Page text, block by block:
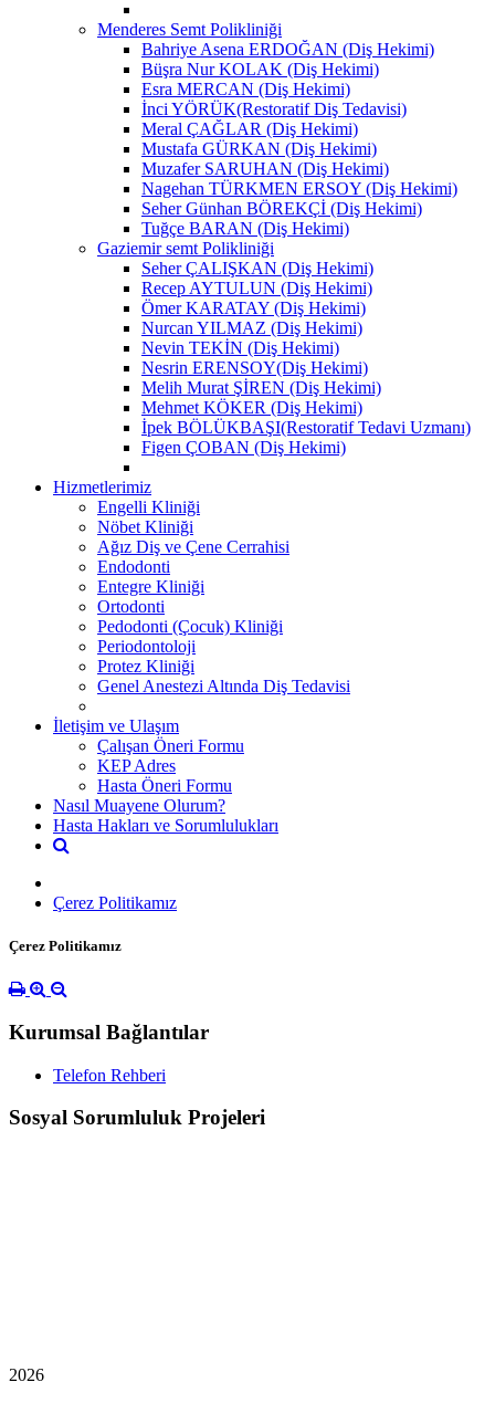
Menderes Semt Polikliniği
Bahriye Asena ERDOĞAN (Diş Hekimi)
Büşra Nur KOLAK (Diş Hekimi)
Esra MERCAN (Diş Hekimi)
İnci YÖRÜK(Restoratif Diş Tedavisi)
Meral ÇAĞLAR (Diş Hekimi)
Mustafa GÜRKAN (Diş Hekimi)
Muzafer SARUHAN (Diş Hekimi)
Nagehan TÜRKMEN ERSOY (Diş Hekimi)
Seher Günhan BÖREKÇİ (Diş Hekimi)
Tuğçe BARAN (Diş Hekimi)
Gaziemir semt Polikliniği
Seher ÇALIŞKAN (Diş Hekimi)
Recep AYTULUN (Diş Hekimi)
Ömer KARATAY (Diş Hekimi)
Nurcan YILMAZ (Diş Hekimi)
Nevin TEKİN (Diş Hekimi)
Nesrin ERENSOY(Diş Hekimi)
Melih Murat ŞİREN (Diş Hekimi)
Mehmet KÖKER (Diş Hekimi)
İpek BÖLÜKBAŞI(Restoratif Tedavi Uzmanı)
Figen ÇOBAN (Diş Hekimi)
Hizmetlerimiz
Engelli Kliniği
Nöbet Kliniği
Ağız Diş ve Çene Cerrahisi
Endodonti
Entegre Kliniği
Ortodonti
Pedodonti (Çocuk) Kliniği
Periodontoloji
Protez Kliniği
Genel Anestezi Altında Diş Tedavisi
İletişim ve Ulaşım
Çalışan Öneri Formu
KEP Adres
Hasta Öneri Formu
Nasıl Muayene Olurum?
Hasta Hakları ve Sorumlulukları
Çerez Politikamız
Çerez Politikamız
Kurumsal Bağlantılar
Telefon Rehberi
Sosyal Sorumluluk Projeleri
2026